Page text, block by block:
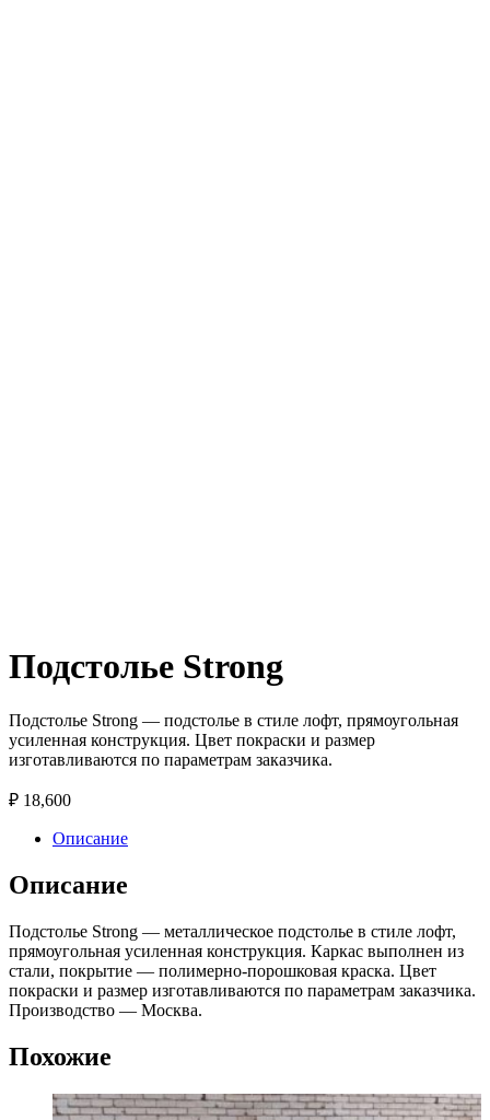
Подстолье Strong
Подстолье Strong — подстолье в стиле лофт, прямоугольная
усиленная конструкция. Цвет покраски и размер
изготавливаются по параметрам заказчика.
₽ 18,600
Описание
Описание
Подстолье Strong — металлическое подстолье в стиле лофт,
прямоугольная усиленная конструкция. Каркас выполнен из
стали, покрытие — полимерно-порошковая краска. Цвет
покраски и размер изготавливаются по параметрам заказчика.
Производство — Москва.
Похожие